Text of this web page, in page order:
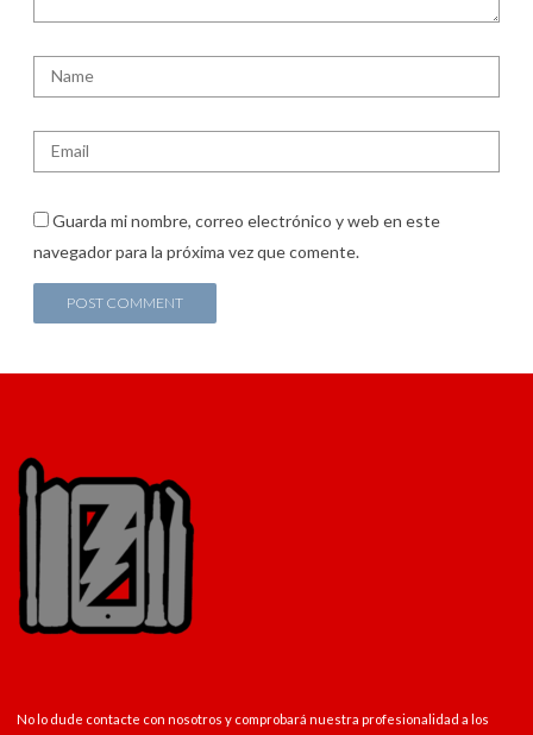
Guarda mi nombre, correo electrónico y web en este
navegador para la próxima vez que comente.
No lo dude contacte con nosotros y comprobará nuestra profesionalidad a los